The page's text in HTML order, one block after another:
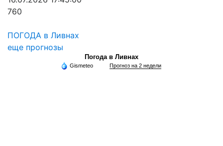
760
ПОГОДА в Ливнах
еще прогнозы
Погода в Ливнах
Gismeteo Прогноз на 2 недели